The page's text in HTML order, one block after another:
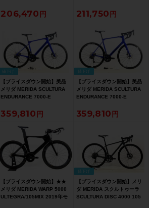
ンロードバイク XSサイズ チ
ームレプリカ【お買い得
206,470
2025年継続モデル 50サイズ
カーボン シルクシャンパン
211,750
値下げ
【プライスダウン開始】美品
メリダ MERIDA SCULTURA
ENDURANCE 7000-E
ンロードバイク 44サイズ マッ
トブルー【お買い得SALE】
359,810
値下げ
【プライスダウン開始】美品
メリダ MERIDA SCULTURA
ENDURANCE 7000-E
ンロードバイク 53サイズ マッ
トブルー【お買い得SALE】
359,810
【プライスダウン開始】★★
メリダ MERIDA WARP 5000
ULTEGRA/105MIX 2019年モ
値下げ
【プライスダウン開始】メリ
ダ MERIDA スクルトゥーラ
SCULTURA DISC 4000 105